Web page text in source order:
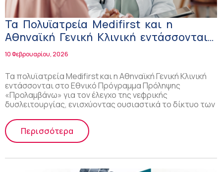
Τα Πολυϊατρεία Medifirst και η
Αθηναϊκή Γενική Κλινική εντάσσονται
στο Εθνικό Πρόγραμμα «Προλαμβάνω»
για τον Έλεγχο της Νεφρικής
Δυσλειτουργίας
10 Φεβρουαρίου, 2026
Τα πολυϊατρεία Medifirst και η Αθηναϊκή Γενική Κλινική
εντάσσονται στο Εθνικό Πρόγραμμα Πρόληψης
«Προλαμβάνω» για τον έλεγχο της νεφρικής
δυσλειτουργίας, ενισχύοντας ουσιαστικά το δίκτυο των
Περισσότερα